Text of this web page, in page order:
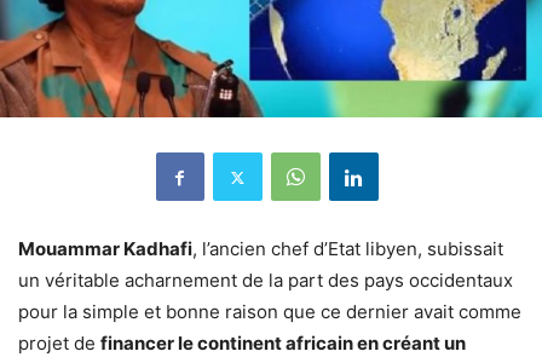
Mouammar Kadhafi, l’ancien chef d’Etat libyen, subissait
un véritable acharnement de la part des pays occidentaux
pour la simple et bonne raison que ce dernier avait comme
projet de financer le continent africain en créant un